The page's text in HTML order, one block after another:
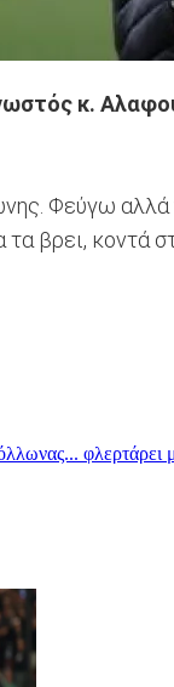
κ.
Φεύγω
βρει, κοντά